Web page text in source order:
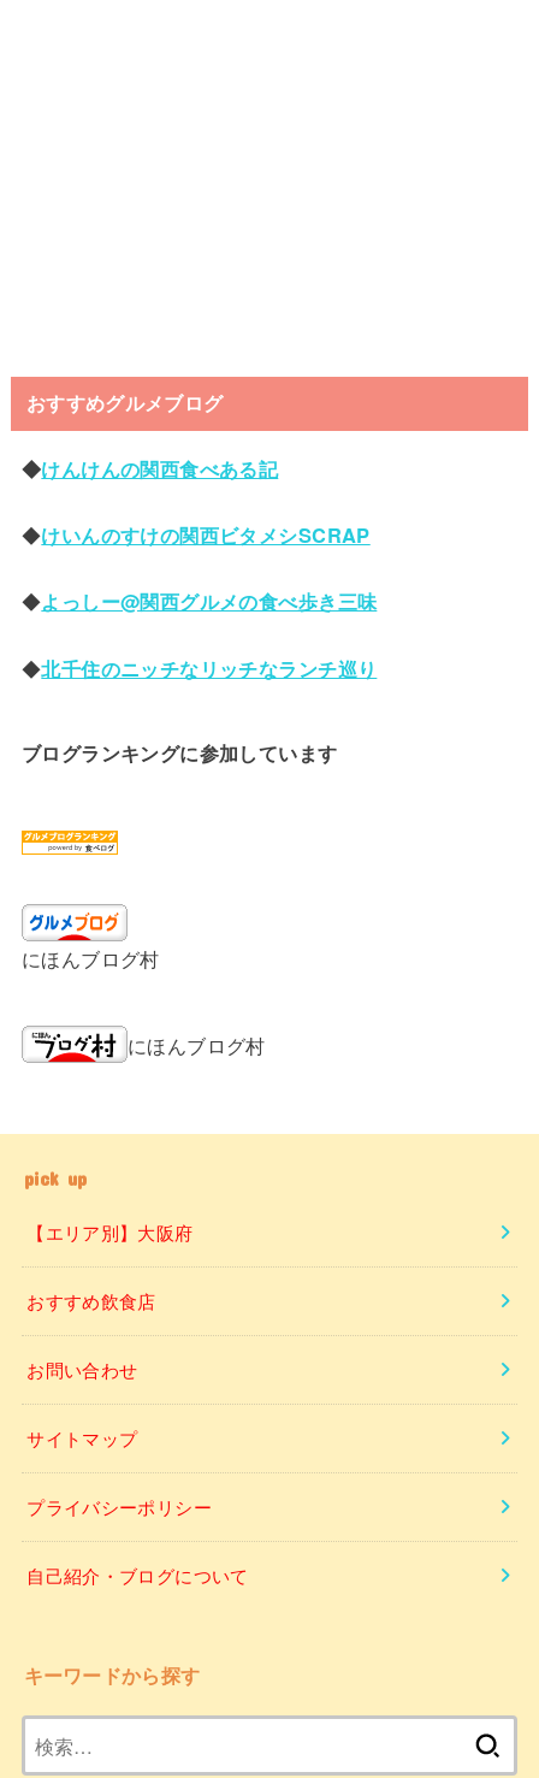
おすすめグルメブログ
◆けんけんの関西食べある記
◆けいんのすけの関西ビタメシSCRAP
◆よっしー@関西グルメの食べ歩き三味
◆北千住のニッチなリッチなランチ巡り
ブログランキングに参加しています
にほんブログ村
にほんブログ村
pick up
【エリア別】大阪府
おすすめ飲食店
お問い合わせ
サイトマップ
プライバシーポリシー
自己紹介・ブログについて
キーワードから探す